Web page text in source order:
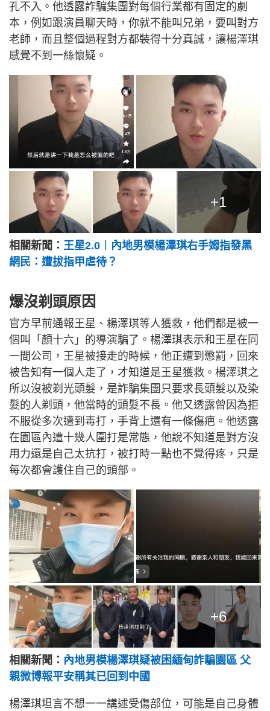
孔不入。他透露詐騙集團對每個行業都有固定的劇
本，例如跟演員聊天時，你就不能叫兄弟，要叫對方
老師，而且整個過程對方都裝得十分真誠，讓楊澤琪
感覺不到一絲懷疑。
+1
相關新聞： 王星2.0︱內地男模楊澤琪右手姆指發黑
網民：遭拔指甲虐待？
爆沒剃頭原因
官方早前通報王星、楊澤琪等人獲救，他們都是被一
個叫「顏十六」的導演騙了。楊澤琪表示和王星在同
一間公司，王星被接走的時候，他正遭到懲罰，回來
被告知有一個人走了，才知道是王星獲救。楊澤琪之
所以沒被剃光頭髮，是詐騙集團只要求長頭髮以及染
髮的人剃頭，他當時的頭髮不長。他又透露曾因為拒
不服從多次遭到毒打，手背上還有一條傷疤。他透露
在園區內遭十幾人圍打是常態，他說不知道是對方沒
用力還是自己太抗打，被打時一點也不覺得疼，只是
每次都會護住自己的頭部。
+6
相關新聞： 內地男模楊澤琪疑被困緬甸詐騙園區 父
親微博報平安稱其已回到中國
楊澤琪坦言不想一一講述受傷部位，可能是自己身體